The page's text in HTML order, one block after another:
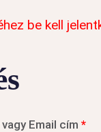
be kell
Email cím *